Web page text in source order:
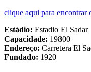
clique aqui para encontrar
Estádio: Estadio El Sadar
Capacidade: 19800
Endereço: Carretera El
Fundado: 1920